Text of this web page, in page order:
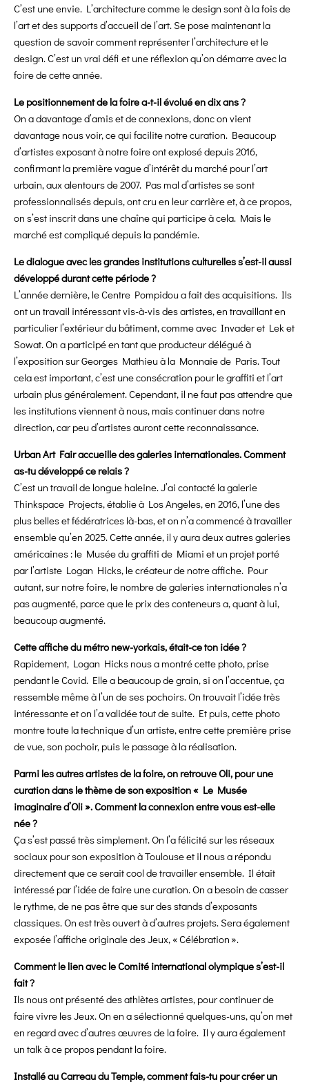
C’est une envie. L’architecture comme le design sont à la fois de
l’art et des supports d’accueil de l’art. Se pose maintenant la
question de savoir comment représenter l’architecture et le
design. C’est un vrai défi et une réflexion qu’on démarre avec la
foire de cette année.
Le positionnement de la foire a-t-il évolué en dix ans ?
On a davantage d’amis et de connexions, donc on vient
davantage nous voir, ce qui facilite notre curation. Beaucoup
d’artistes exposant à notre foire ont explosé depuis 2016,
confirmant la première vague d’intérêt du marché pour l’art
urbain, aux alentours de 2007. Pas mal d’artistes se sont
professionnalisés depuis, ont cru en leur carrière et, à ce propos,
on s’est inscrit dans une chaîne qui participe à cela. Mais le
marché est compliqué depuis la pandémie.
Le dialogue avec les grandes institutions culturelles s’est-il aussi
développé durant cette période ?
L’année dernière, le Centre Pompidou a fait des acquisitions. Ils
ont un travail intéressant vis-à-vis des artistes, en travaillant en
particulier l’extérieur du bâtiment, comme avec Invader et Lek et
Sowat. On a participé en tant que producteur délégué à
l’exposition sur Georges Mathieu à la Monnaie de Paris. Tout
cela est important, c’est une consécration pour le graffiti et l’art
urbain plus généralement. Cependant, il ne faut pas attendre que
les institutions viennent à nous, mais continuer dans notre
direction, car peu d’artistes auront cette reconnaissance.
Urban Art Fair accueille des galeries internationales. Comment
as-tu développé ce relais ?
C’est un travail de longue haleine. J’ai contacté la galerie
Thinkspace Projects, établie à Los Angeles, en 2016, l’une des
plus belles et fédératrices là-bas, et on n’a commencé à travailler
ensemble qu’en 2025. Cette année, il y aura deux autres galeries
américaines : le Musée du graffiti de Miami et un projet porté
par l’artiste Logan Hicks, le créateur de notre affiche. Pour
autant, sur notre foire, le nombre de galeries internationales n’a
pas augmenté, parce que le prix des conteneurs a, quant à lui,
beaucoup augmenté.
Cette affiche du métro new-yorkais, était-ce ton idée ?
Rapidement, Logan Hicks nous a montré cette photo, prise
pendant le Covid. Elle a beaucoup de grain, si on l’accentue, ça
ressemble même à l’un de ses pochoirs. On trouvait l’idée très
intéressante et on l’a validée tout de suite. Et puis, cette photo
montre toute la technique d’un artiste, entre cette première prise
de vue, son pochoir, puis le passage à la réalisation.
Parmi les autres artistes de la foire, on retrouve Oli, pour une
curation dans le thème de son exposition « Le Musée
imaginaire d’Oli ». Comment la connexion entre vous est-elle
née ?
Ça s’est passé très simplement. On l’a félicité sur les réseaux
sociaux pour son exposition à Toulouse et il nous a répondu
directement que ce serait cool de travailler ensemble. Il était
intéressé par l’idée de faire une curation. On a besoin de casser
le rythme, de ne pas être que sur des stands d’exposants
classiques. On est très ouvert à d’autres projets. Sera également
exposée l’affiche originale des Jeux, « Célébration ».
Comment le lien avec le Comité international olympique s’est-il
fait ?
Ils nous ont présenté des athlètes artistes, pour continuer de
faire vivre les Jeux. On en a sélectionné quelques-uns, qu’on met
en regard avec d’autres œuvres de la foire. Il y aura également
un talk à ce propos pendant la foire.
Installé au Carreau du Temple, comment fais-tu pour créer un